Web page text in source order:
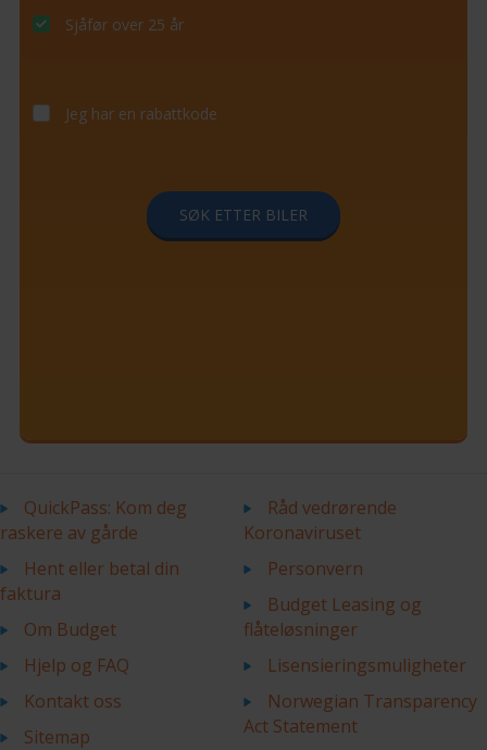
Sjåfør over 25 år
Jeg har en rabattkode
SØK ETTER BILER
QuickPass: Kom deg
raskere av gårde
Hent eller betal din
faktura
Om Budget
Hjelp og FAQ
Kontakt oss
Sitemap
Råd vedrørende
Koronaviruset
Personvern
Budget Leasing og
flåteløsninger
Lisensieringsmuligheter
Norwegian Transparency
Act Statement